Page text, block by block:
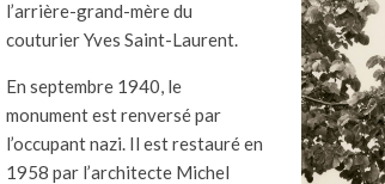
l’arrière-grand-mère du
couturier Yves Saint-Laurent.
En septembre 1940, le
monument est renversé par
l’occupant nazi. Il est restauré en
1958 par l’architecte Michel